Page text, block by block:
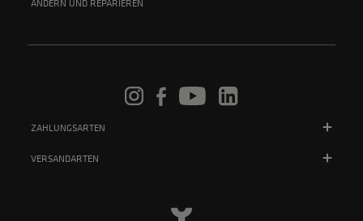
ÄNDERN UND REPARIEREN
ZAHLUNGSARTEN
VERSANDARTEN